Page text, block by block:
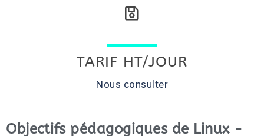
TARIF HT/JOUR
Nous consulter
Objectifs pédagogiques de Linux -